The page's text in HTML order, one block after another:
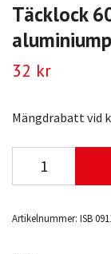
Täcklock
32 kr
Mängdrabatt vid
Artikelnummer: ISB